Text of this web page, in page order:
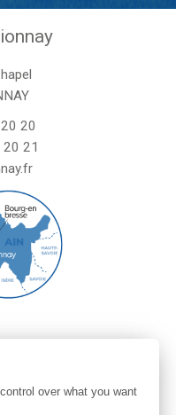
20
21
de 13h30 à 16h30
over what you want